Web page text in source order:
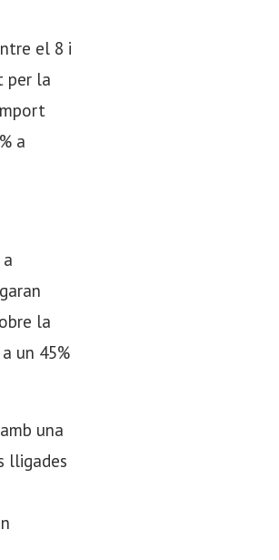
el 8 i
per la
a
la
un 45%
una
lligades